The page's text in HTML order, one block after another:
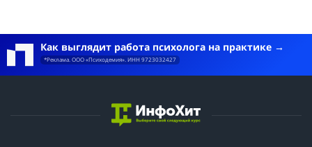
Как выглядит работа психолога на практике
*Реклама. ООО «Психодемия». ИНН 9723032427